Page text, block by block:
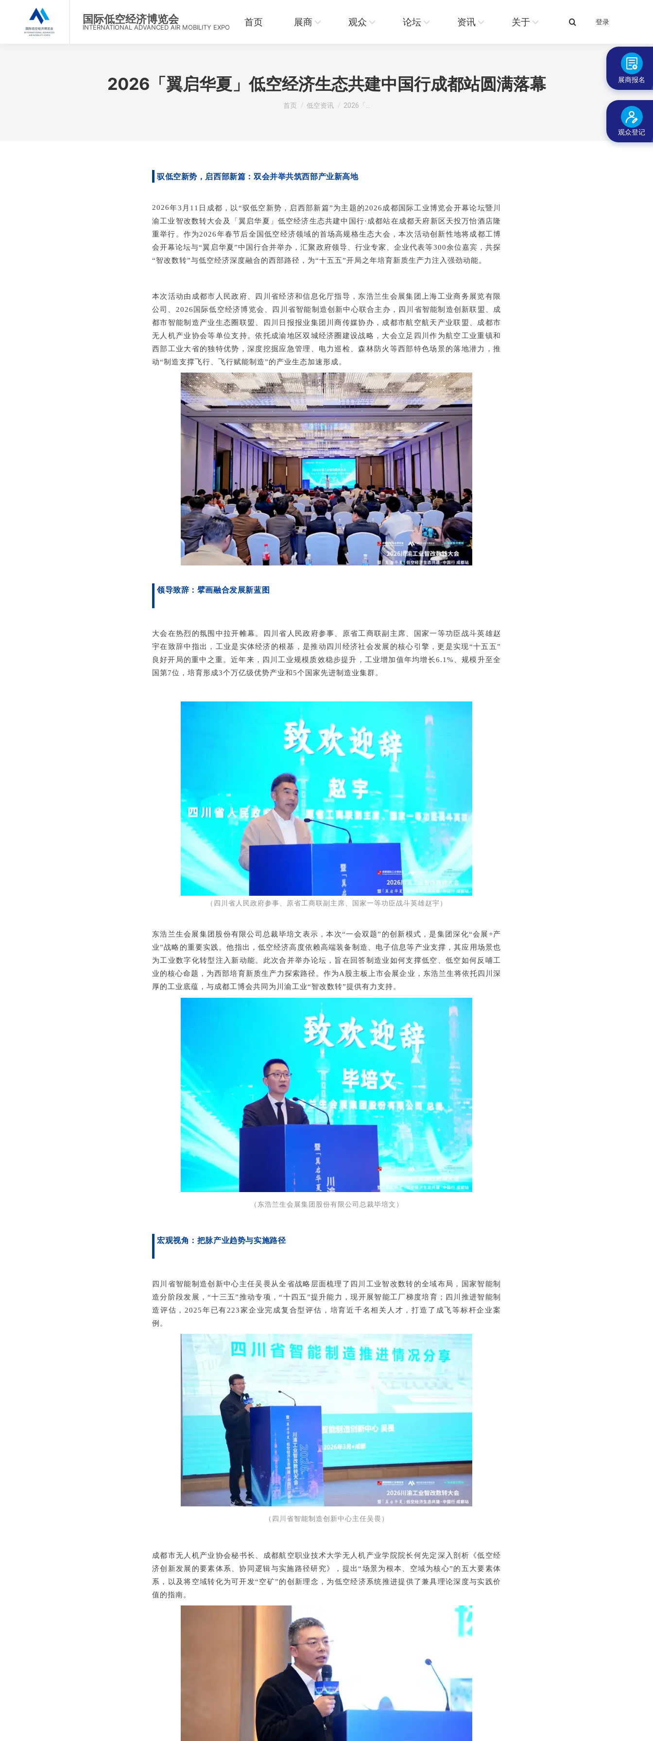
国际低空经济博览会
INTERNATIONAL ADVANCED AIR MOBILITY EXPO 首页 展商 观众 论坛 资讯 关于
搜
登录
2026「翼启华夏」低空经济生态共建中国行成都站圆满落幕
您在这里：
首页 低空资讯 2026「…
驭低空新势，启西部新篇：双会并举共筑西部产业新高地
2026年3 月 11 日成都， 以 “驭低空新势，启西部新篇”为主题的2026 成都国际工业博览会开幕论坛暨川
渝工业智改数转大会及「翼启华夏」低空经济生态共建中国行· 成都站在成都天府新区天投万怡酒店隆
重举行。作为2026年春节后全国低空经济领域的首场高规格生态大会，本次活动创新性地将成都工博
会开幕论坛与“翼启华夏”中国行合并举办，汇聚政府领导、行业专家、企业代表等300余位嘉宾，共探
“智改数转”与低空经济深度融合的西部路径，为“十五五”开局之年培育新质生产力注入强劲动能。
本次活动由成都市人民政府、四川省经济和信息化厅指导，东浩兰生会展集团上海工业商务展览有限
公司、 2026国际低空经济博览会
、四川省智能制造创新中心联合主办，四川省智能制造创新联盟、成
都市智能制造产业生态圈联盟、四川日报报业集团川商传媒协办，成都市航空航天产业联盟、成都市
无人机产业协会等单位支持。依托成渝地区双城经济圈建设战略，大会立足四川作为航空工业重镇和
西部工业大省的独特优势，深度挖掘应急管理、电力巡检、森林防火等西部特色场景的落地潜力，推
动“制造支撑飞行、飞行赋能制造”的产业生态加速形成。
领导致辞：擘画融合发展新蓝图
大会在热烈的氛围中拉开帷幕。 四川省人民政府参事、原省工商联副主席、国家一等功臣战斗英雄赵
宇在致辞中指出，工业是实体经济的根基，是推动四川经济社会发展的核心引擎，更是实现“十五五”
良好开局的重中之重。近年来，四川工业规模质效稳步提升，工业增加值年均增长6.1%
、规模升至全
国第7位，培育形成3个万亿级优势产业和5个国家先进制造业集群。
（四川省人民政府参事、原省工商联副主席、国家一等功臣战斗英雄赵宇）
东浩兰生会展集团股份有限公司总裁毕培文表示，本次“一会双题”的创新模式，是集团深化“会展+产
业”战略的重要实践。他指出，低空经济高度依赖高端装备制造、电子信息等产业支撑，其应用场景也
为工业数字化转型注入新动能。此次合并举办论坛，旨在回答制造业如何支撑低空、低空如何反哺工
业的核心命题，为西部培育新质生产力探索路径。作为A 股主板上市会展企业，东浩兰生将依托四川深
厚的工业底蕴，与成都工博会共同为川渝工业“智改数转”提供有力支持。
（ 东浩兰生会展集团股份有限公司总裁毕培文 ）
宏观视角：把脉产业趋势与实施路径
四川省智能制造创新中心主任吴畏从全省战略层面梳理了四川工业智改数转的全域布局，国家智能制
造分阶段发展，“十三五”推动专项，“十四五”提升能力，现开展智能工厂梯度培育；四川推进智能制
造评估， 2025年已有223家企业完成复合型评估，培育近千名相关人才，打造了成飞等标杆企业案
例。
（四川省智能制造创新中心主任吴畏）
成都市无人机产业协会秘书长、成都航空职业技术大学无人机产业学院院长何先定深入剖析《低空经
济创新发展的要素体系、协同逻辑与实施路径研究》，提出“场景为根本、空域为核心”的五大要素体
系，以及将空域转化为可开发“空矿”的创新理念，为低空经济系统推进提供了兼具理论深度与实践价
值的指南。
展商报名
观众登记
展商 观众 论坛 资讯 关于
搜